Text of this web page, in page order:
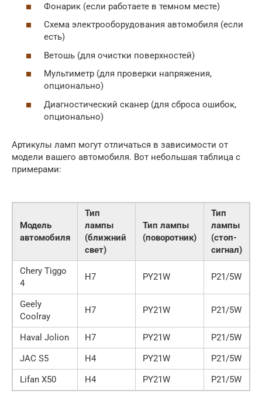
Фонарик (если работаете в темном месте)
Схема электрооборудования автомобиля (если
есть)
Ветошь (для очистки поверхностей)
Мультиметр (для проверки напряжения,
опционально)
Диагностический сканер (для сброса ошибок,
опционально)
Артикулы ламп могут отличаться в зависимости от
модели вашего автомобиля. Вот небольшая таблица с
примерами:
Модель
автомобиля
Тип
лампы
(ближний
свет)
Тип лампы
(поворотник)
Тип
лампы
(стоп-
сигнал)
Chery Tiggo
4
H7 PY21W P21/5W
Geely
Coolray
H7 PY21W P21/5W
Haval Jolion H7 PY21W
P21/5W
JAC S5
H4 PY21W
P21/5W
Lifan X50
H4 PY21W P21/5W